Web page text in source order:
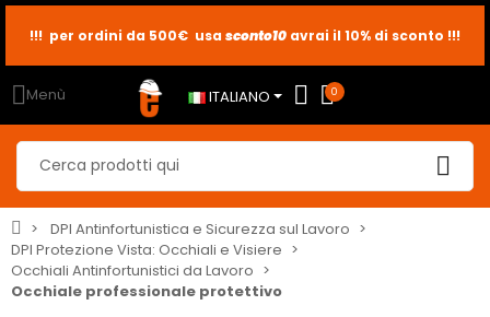
sconto2
sconto5
!!! per ordini da 500€ usa sconto10 avrai il 10% di sconto !!!
Menù ITALIANO 0
DPI Antinfortunistica e Sicurezza sul Lavoro
DPI Protezione Vista: Occhiali e Visiere
Occhiali Antinfortunistici da Lavoro
Occhiale professionale protettivo